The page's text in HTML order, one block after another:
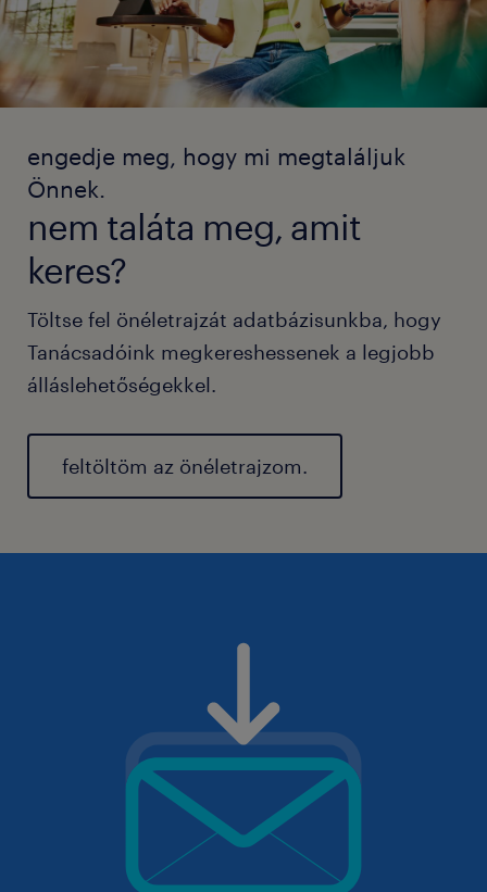
engedje meg, hogy mi megtaláljuk
Önnek.
nem taláta meg, amit
keres?
Töltse fel önéletrajzát adatbázisunkba, hogy
Tanácsadóink megkereshessenek a legjobb
álláslehetőségekkel.
feltöltöm az önéletrajzom.